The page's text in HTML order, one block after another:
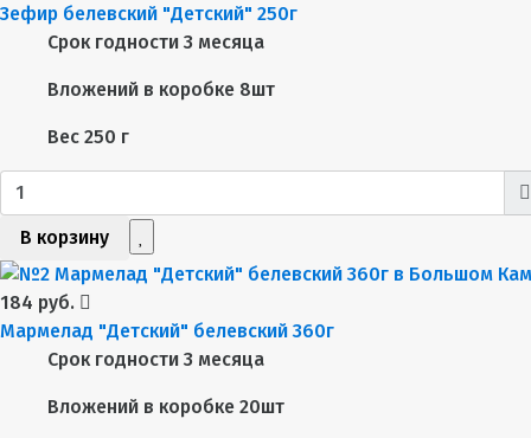
Зефир белевский "Детский" 250г
Срок годности 3 месяца
Вложений в коробке 8шт
Вес 250 г
В корзину
184 руб.
Мармелад "Детский" белевский 360г
Срок годности 3 месяца
Вложений в коробке 20шт